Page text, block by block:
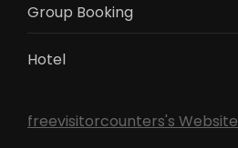
Group Booking
Hotel
freevisitorcounters's Website